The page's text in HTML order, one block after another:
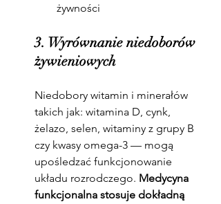
żywności
3. Wyrównanie niedoborów
żywieniowych
Niedobory witamin i minerałów
takich jak: witamina D, cynk,
żelazo, selen, witaminy z grupy B
czy kwasy omega-3 — mogą
upośledzać funkcjonowanie
układu rozrodczego. Medycyna
funkcjonalna stosuje dokładną